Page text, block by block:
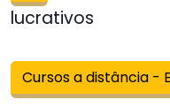
lucrativos
Cursos a distância -